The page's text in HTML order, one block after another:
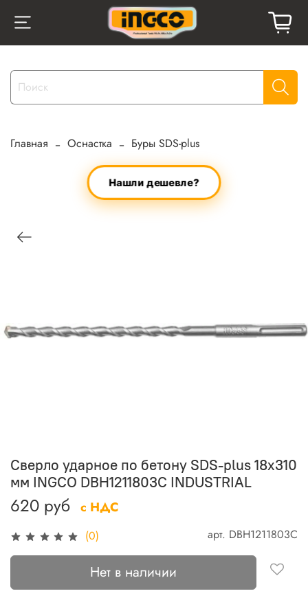
Главная Оснастка Буры SDS-plus
Нашли дешевле?
(0) арт. DBH1211803C
Сверло ударное по бетону SDS-plus 18х310
мм INGCO DBH1211803C INDUSTRIAL
620 руб с НДС
Нет в наличии